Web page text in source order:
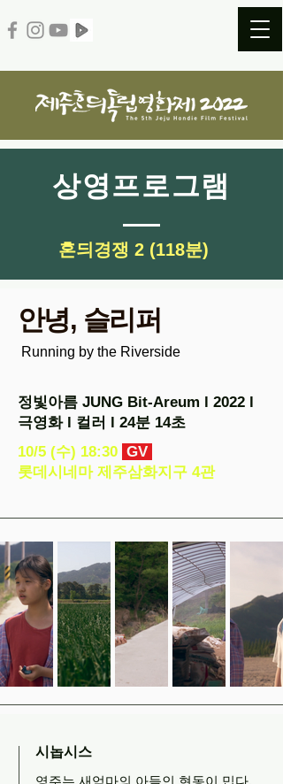
​상영프로그램
​혼듸경쟁 2 (118분)
안녕, 슬리퍼
Running by the Riverside
정빛아름 JUNG Bit-Areum l 2022 l
극영화 l 컬러 l 24분 14초
10/5 (수) 18:30 GV
롯데시네마 제주삼화지구 4관
시놉시스
영주는 새엄마의 아들인 현동이 밉다.